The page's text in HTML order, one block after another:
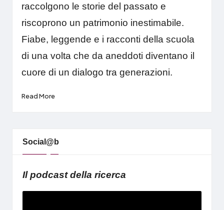
raccolgono le storie del passato e
riscoprono un patrimonio inestimabile.
Fiabe, leggende e i racconti della scuola
di una volta che da aneddoti diventano il
cuore di un dialogo tra generazioni.
Read More
Social@b
Il podcast della ricerca